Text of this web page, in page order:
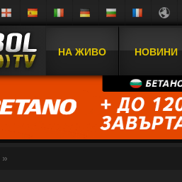
НА ЖИВО НОВИНИ
»